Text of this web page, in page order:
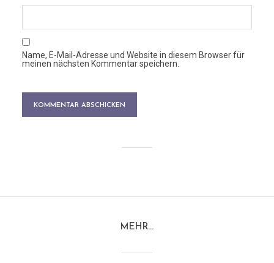
Name, E-Mail-Adresse und Website in diesem Browser für
meinen nächsten Kommentar speichern.
MEHR…